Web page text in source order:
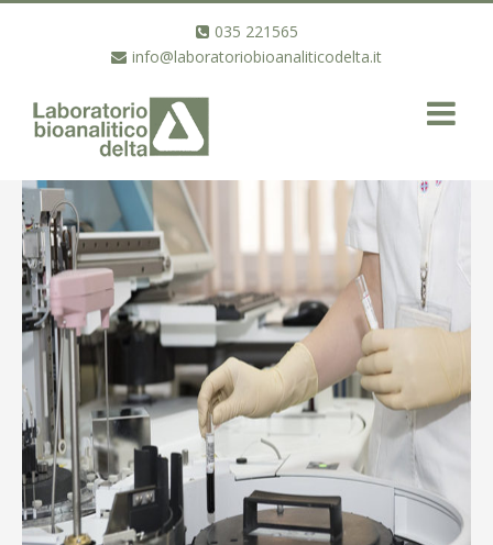
035 221565
info@laboratoriobioanaliticodelta.it